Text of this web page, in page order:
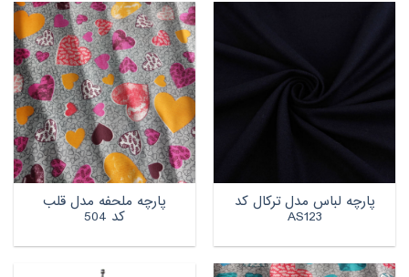
پارچه لباس مدل ترکال کد
AS123
پارچه ملحفه مدل قلب
کد 504